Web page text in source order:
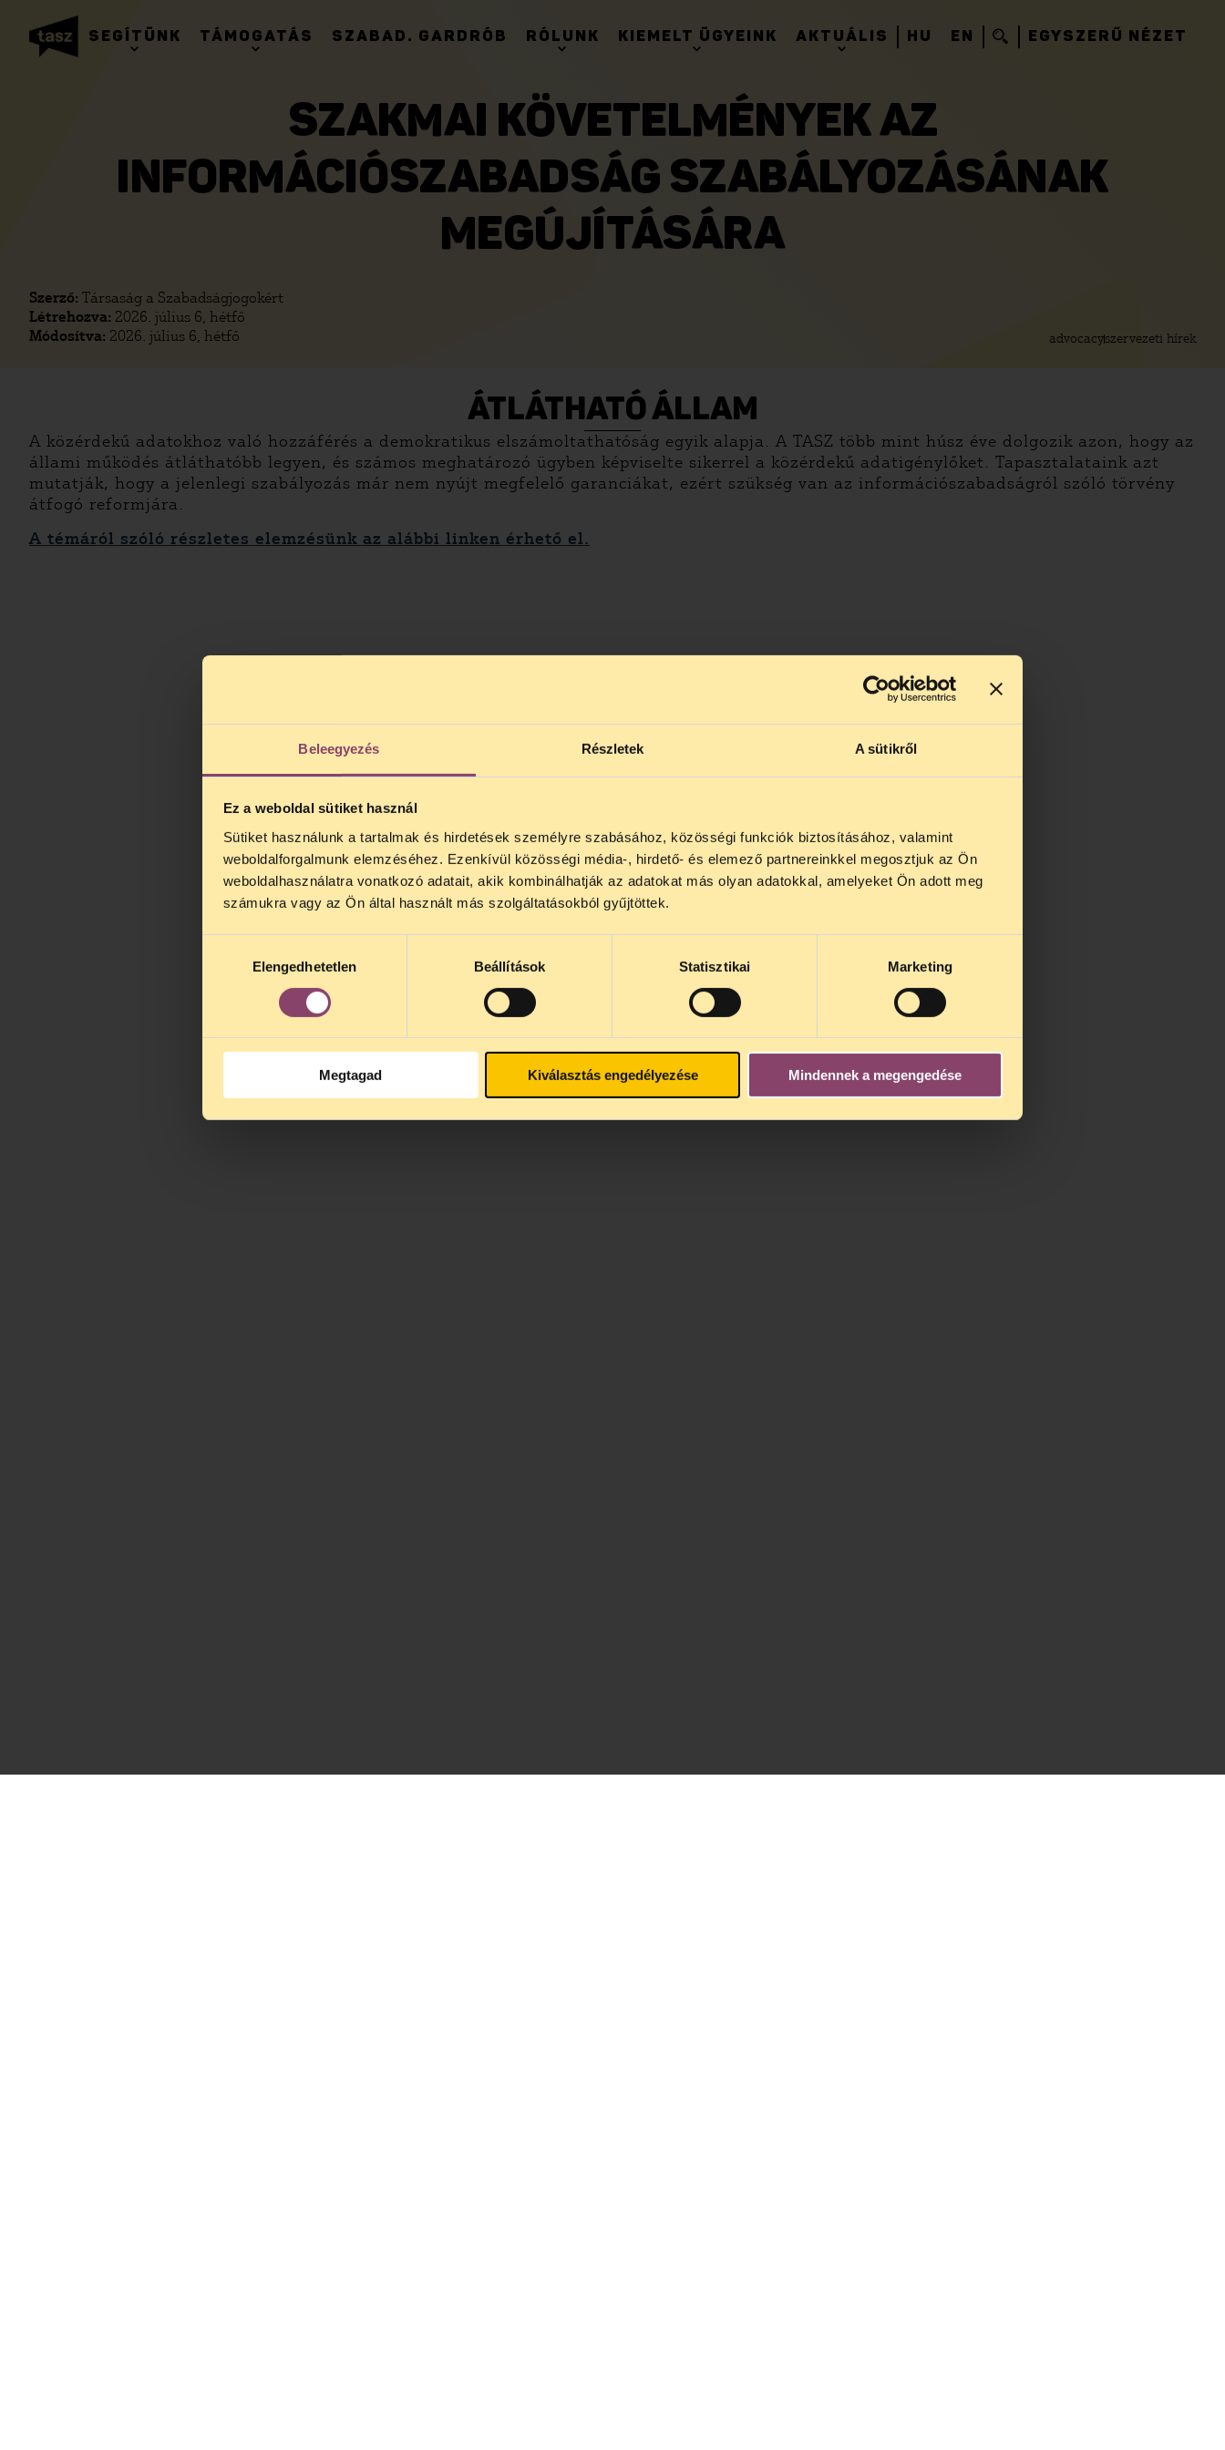
Beleegyezés Részletek A sütikről
Ez a weboldal sütiket használ
Sütiket használunk a tartalmak és hirdetések személyre szabásához, közösségi funkciók biztosításához, valamint
weboldalforgalmunk elemzéséhez. Ezenkívül közösségi média-, hirdető- és elemező partnereinkkel megosztjuk az Ön
weboldalhasználatra vonatkozó adatait, akik kombinálhatják az adatokat más olyan adatokkal, amelyeket Ön adott meg
számukra vagy az Ön által használt más szolgáltatásokból gyűjtöttek.
kiválasztásaElengedhetetlen Beállítások Statisztikai Marketing
Megtagad Kiválasztás engedélyezése Mindennek a megengedése
SEGÍTÜNK TÁMOGATÁS SZABAD. GARDRÓB RÓLUNK KIEMELT ÜGYEINK AKTUÁLIS HU EN EGYSZERŰ NÉZET
SZAKMAI KÖVETELMÉNYEK AZ
INFORMÁCIÓSZABADSÁG SZABÁLYOZÁSÁNAK
MEGÚJÍTÁSÁRA
Szerző: Társaság a Szabadságjogokért
Létrehozva: 2026. július 6, hétfő
Módosítva: 2026. július 6, hétfő advocacyszervezeti hírek
ÁTLÁTHATÓ ÁLLAM
A közérdekű adatokhoz való hozzáférés a demokratikus elszámoltathatóság egyik alapja. A TASZ több mint húsz éve dolgozik azon, hogy az
állami működés átláthatóbb legyen, és számos meghatározó ügyben képviselte sikerrel a közérdekű adatigénylőket. Tapasztalataink azt
mutatják, hogy a jelenlegi szabályozás már nem nyújt megfelelő garanciákat, ezért szükség van az információszabadságról szóló törvény
átfogó reformjára.
A témáról szóló részletes elemzésünk az alábbi linken érhető el.
TELEFONOS JOGSEGÉLY SZÜNET!
Kedves érdeklődő, Tájékoztatjuk, hogy
telefonos jogsegélyünk július 27 és
augusztus 24 között szünetel
. Az első telefonos jogsegély
augusztus 25-én
kedden, 13 és 15 óra között lesz
jogsegely@tasz.hu
alatt is elér minket.